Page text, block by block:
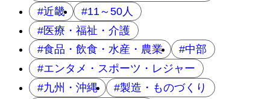
近畿
11～50人
医療・福祉・介護
食品・飲食・水産・農業
中部
エンタメ・スポーツ・レジャー
九州・沖縄
製造・ものづくり